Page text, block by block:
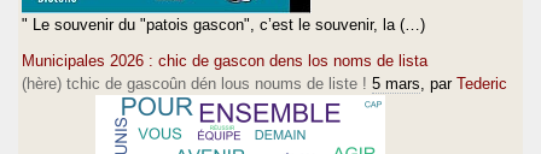
" Le souvenir du "patois gascon", c’est le souvenir, la (…)
Municipales 2026 : chic de gascon dens los noms de lista
(hère) tchic de gascoûn dén lous noums de liste ! 5 mars , par Tederic